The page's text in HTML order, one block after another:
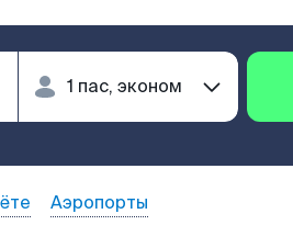
Аэропорты